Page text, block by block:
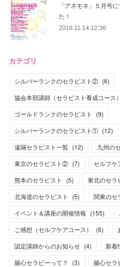
「アネモネ」５月号
た！
2016.11.14 12:36
カテゴリ
シルバーランクのセラピスト② (6)
協会本部講師（セラピスト養成コース）
ゴールドランクのセラピスト
(9)
シルバーランクのセラピスト① (12)
遠隔セラピスト一覧 (12) 九州の
東京のセラピスト② (7) セルフ
熊本のセラピスト
(5) 東北のセラ
北海道のセラピスト
(5) 関東のセ
イベント＆講座の開催情報 (155)
ご感想（セルフケアコース）
(6)
認定講師からのお知らせ (4) 新着
腸心セラピーって？
(3) 腸心セラ